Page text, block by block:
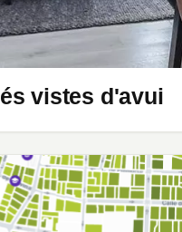
vistes d'avui